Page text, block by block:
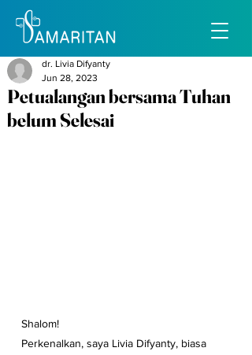
Petualangan bersama Tuhan
belum Selesai
dr. Livia Difyanty
Jun 28, 2023
Shalom!
Perkenalkan, saya Livia Difyanty, biasa